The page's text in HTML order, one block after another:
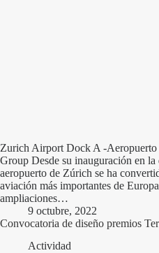
Zurich Airport Dock A -
Group Desde su inauguración en la
aeropuerto de Zúrich se ha
aviación más importantes de
ampliaciones…
9 octubre, 2022
Convocatoria de diseño premios
Actividad